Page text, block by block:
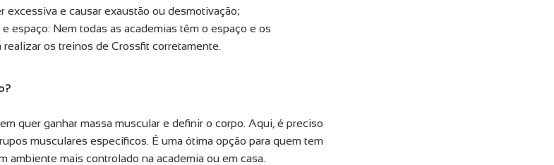
excessiva e causar exaustão ou desmotivação;
espaço: Nem todas as academias têm o espaço e os
os treinos de Crossfit corretamente.
quer ganhar massa muscular e definir o corpo. Aqui, é preciso
musculares específicos. É uma ótima opção para quem tem
ambiente mais controlado na academia ou em casa.